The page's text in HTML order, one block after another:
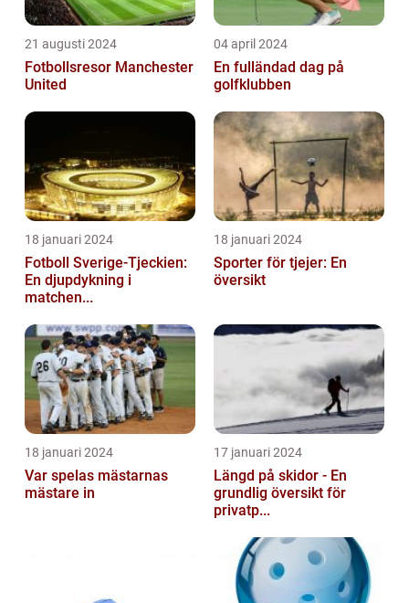
21 augusti 2024
Fotbollsresor Manchester
United
04 april 2024
En fulländad dag på
golfklubben
18 januari 2024
Fotboll Sverige-Tjeckien:
En djupdykning i
matchen...
18 januari 2024
Sporter för tjejer: En
översikt
18 januari 2024
Var spelas mästarnas
mästare in
17 januari 2024
Längd på skidor - En
grundlig översikt för
privatp...